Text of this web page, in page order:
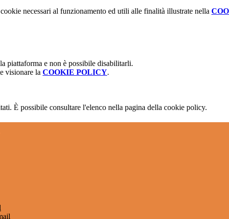
necessari al funzionamento ed utili alle finalità illustrate nella
piattaforma e non è possibile disabilitarli.
visionare la COOKIE POLICY.
È possibile consultare l'elenco nella pagina della cookie policy.